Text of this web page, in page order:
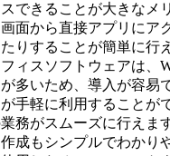
できることが大きなメ
面から直接アプリにア
りすることが簡単に行
ィスソフトウェアは、
多いため、導入が容易
手軽に利用することが
務がスムーズに行えま
成もシンプルでわかり